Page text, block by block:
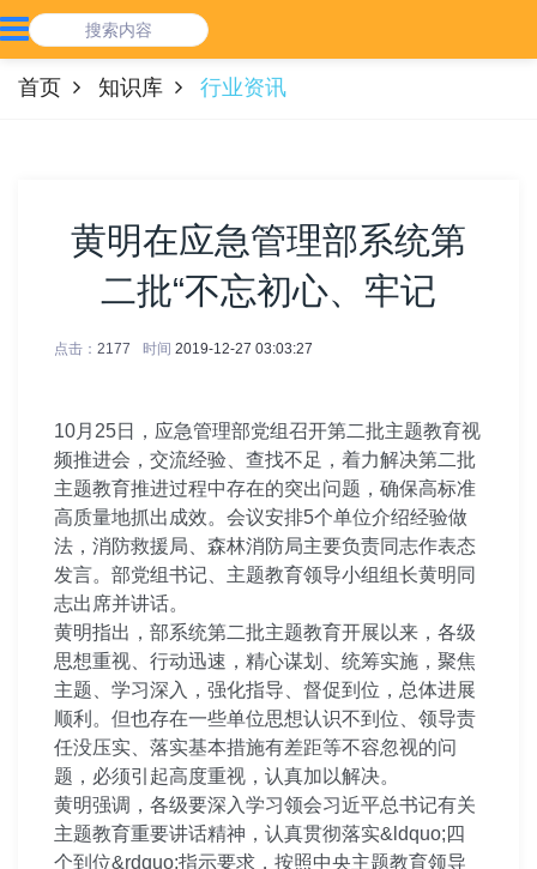
首页 知识库 行业资讯
黄明在应急管理部系统第
二批“不忘初心、牢记
点击： 2177 时间 2019-12-27 03:03:27
10月25日，应急管理部党组召开第二批主题教育视
频推进会，交流经验、查找不足，着力解决第二批
主题教育推进过程中存在的突出问题，确保高标准
高质量地抓出成效。会议安排5个单位介绍经验做
法，消防救援局、森林消防局主要负责同志作表态
发言。部党组书记、主题教育领导小组组长黄明同
志出席并讲话。
黄明指出，部系统第二批主题教育开展以来，各级
思想重视、行动迅速，精心谋划、统筹实施，聚焦
主题、学习深入，强化指导、督促到位，总体进展
顺利。但也存在一些单位思想认识不到位、领导责
任没压实、落实基本措施有差距等不容忽视的问
题，必须引起高度重视，认真加以解决。
黄明强调，各级要深入学习领会习近平总书记有关
主题教育重要讲话精神，认真贯彻落实&ldquo;四
个到位&rdquo;指示要求，按照中央主题教育领导